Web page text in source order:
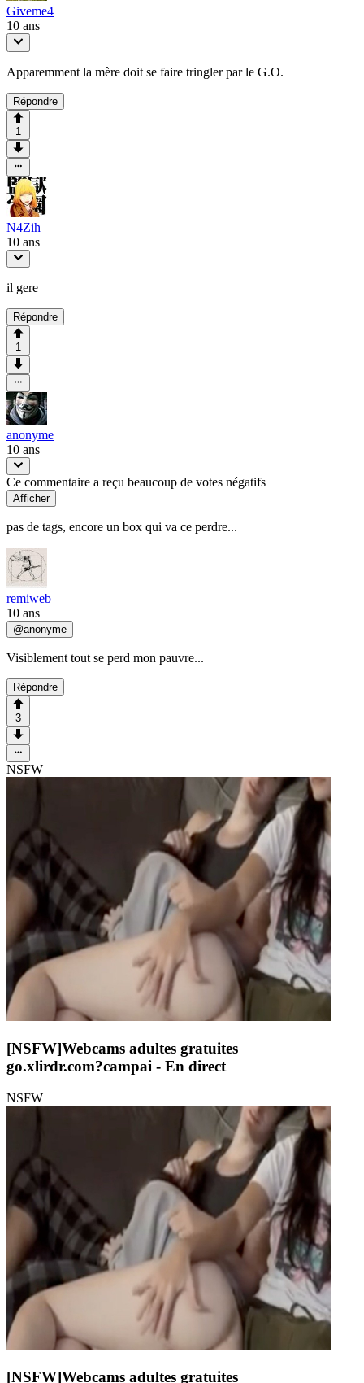
Giveme4
10 ans
Apparemment la mère doit se faire tringler par le G.O.
Répondre
1
N4Zih
10 ans
il gere
Répondre
1
anonyme
10 ans
Ce commentaire a reçu beaucoup de votes négatifs
Afficher
pas de tags, encore un box qui va ce perdre...
remiweb
10 ans
@anonyme
Visiblement tout se perd mon pauvre...
Répondre
3
NSFW
[NSFW]Webcams adultes gratuites
go.xlirdr.com?campai - En direct
NSFW
[NSFW]Webcams adultes gratuites